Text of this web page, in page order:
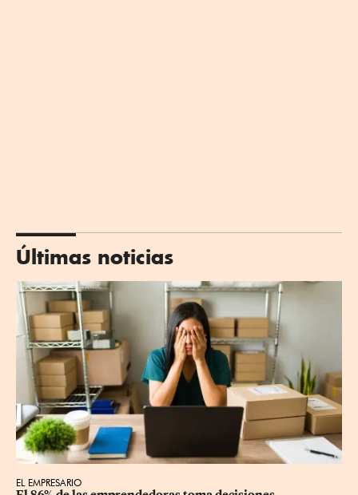
Últimas noticias
EL EMPRESARIO